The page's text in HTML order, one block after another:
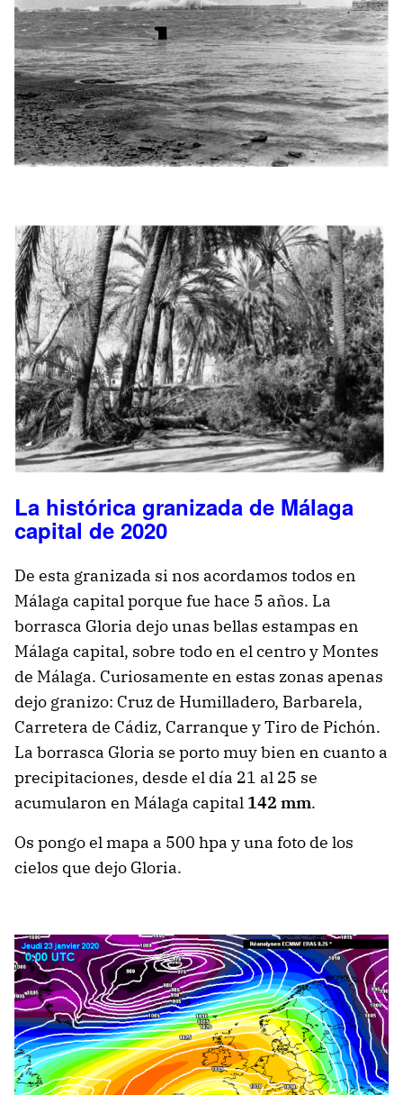
La histórica granizada de Málaga
capital de 2020
De esta granizada si nos acordamos todos en
Málaga capital porque fue hace 5 años. La
borrasca Gloria dejo unas bellas estampas en
Málaga capital, sobre todo en el centro y Montes
de Málaga. Curiosamente en estas zonas apenas
dejo granizo: Cruz de Humilladero, Barbarela,
Carretera de Cádiz, Carranque y Tiro de Pichón.
La borrasca Gloria se porto muy bien en cuanto a
precipitaciones, desde el día 21 al 25 se
acumularon en Málaga capital 142 mm.
Os pongo el mapa a 500 hpa y una foto de los
cielos que dejo Gloria.